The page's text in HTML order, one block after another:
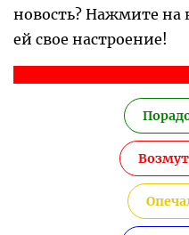
новость? Нажмите на
ей свое настроение!